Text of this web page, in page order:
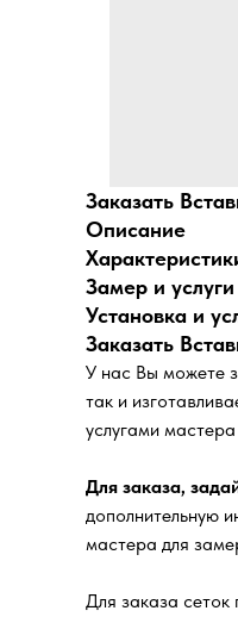
Заказать
Описание
Замер и услуги
Установка и
Заказать
У нас Вы можете
так и
услугами
Для заказа,
дополнительную
мастера для
Для заказа